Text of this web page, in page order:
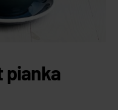
pianka